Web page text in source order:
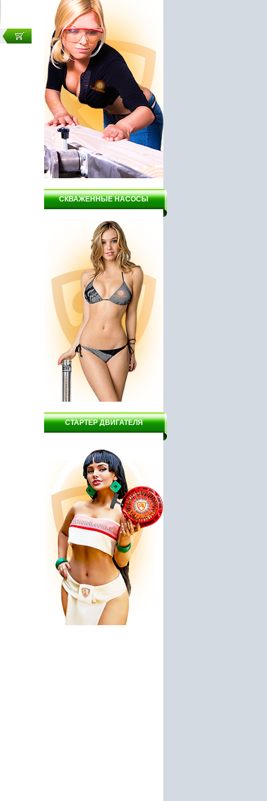
Заточной станок DELTA
НТС4-150
2165 руб.
СКВАЖЕННЫЕ НАСОСЫ
СТАРТЕР ДВИГАТЕЛЯ